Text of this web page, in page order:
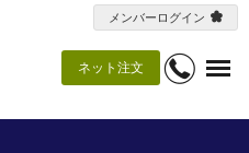
ネット注文
メンバーログイン